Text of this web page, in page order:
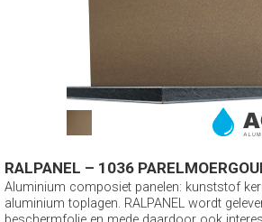
RALPANEL – 1036
Aluminium composiet panelen: kunststof
aluminium toplagen. RALPANEL wordt